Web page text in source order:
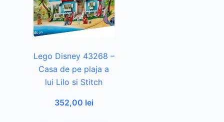
Lego Disney 43268 –
Casa de pe plaja a
lui Lilo si Stitch
352,00 lei